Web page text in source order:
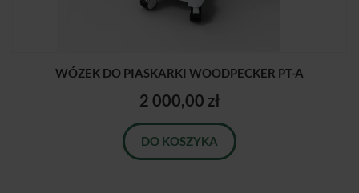
WÓZEK DO PIASKARKI WOODPECKER PT-A
2 000,00 zł
DO KOSZYKA